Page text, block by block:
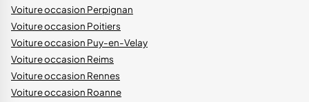
Voiture occasion Perpignan
Voiture occasion Poitiers
Voiture occasion Puy-en-Velay
Voiture occasion Reims
Voiture occasion Rennes
Voiture occasion Roanne